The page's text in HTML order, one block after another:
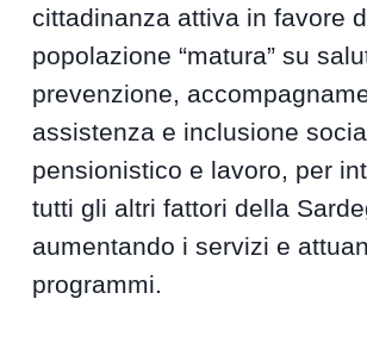
cittadinanza attiva in favore
popolazione “matura” su
prevenzione,
assistenza e inclusione
pensionistico e lavoro, per
tutti gli altri fattori della
aumentando i servizi e
programmi.